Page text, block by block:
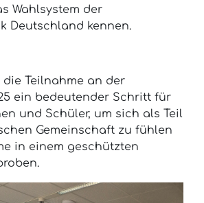
Wahlsystem der
Deutschland kennen.
die Teilnahme an der
ein bedeutender Schritt für
und Schüler, um sich als Teil
Gemeinschaft zu fühlen
in einem geschützten